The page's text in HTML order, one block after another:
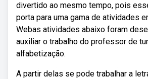
divertido ao mesmo tempo, pois
porta para uma gama de atividades
Webas atividades abaixo foram
auxiliar o trabalho do professor de
alfabetização.
A partir delas se pode trabalhar a